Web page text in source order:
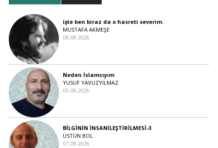
işte ben biraz da o hasreti severim.
MUSTAFA AKMEŞE
06.08.2026
Neden İslamcıyım
YUSUF YAVUZYILMAZ
05.08.2026
BİLGİNİN İNSANİLEŞTİRİLMESİ-3
ÜSTÜN BOL
07.08.2026